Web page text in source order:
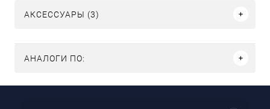
АКСЕССУАРЫ (3)
АНАЛОГИ ПО: